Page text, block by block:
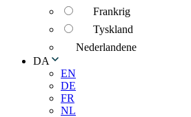
Frankrig
Tyskland
Nederlandene
DA
EN
DE
FR
NL